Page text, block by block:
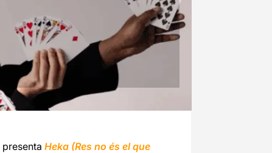
presenta Heka (Res no és el que